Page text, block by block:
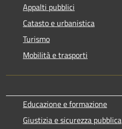
Appalti pubblici
Catasto e urbanistica
Turismo
Mobilità e trasporti
Educazione e formazione
Giustizia e sicurezza pubblica